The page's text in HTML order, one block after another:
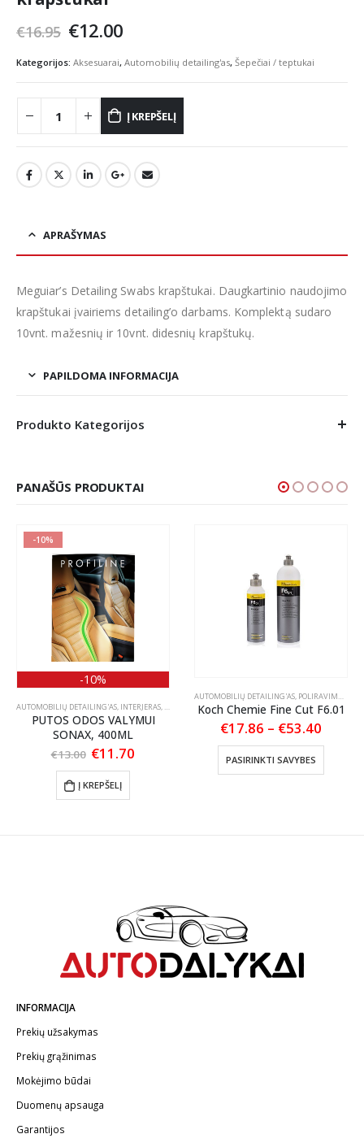
€16.95 Original
was:
€16.95.
€12.00Current
is:
€12.00.
Kategorijos: Aksesuarai, Automobilių detailing'as, Šepečiai / teptukai
Į KREPŠELĮ
APRAŠYMAS
Meguiar’s Detailing Swabs krapštukai. Daugkartinio naudojimo
krapštukai įvairiems detailing’o darbams. Komplektą sudaro
10vnt. mažesnių ir 10vnt. didesnių krapštukų.
PAPILDOMA INFORMACIJA
Produkto Kategorijos
PANAŠŪS PRODUKTAI
-10%
-10%
AUTOMOBILIŲ DETAILING'AS INTERJERAS ODOS PRIEŽIŪRA
PUTOS ODOS VALYMUI
SONAX, 400ML
€13.00 Original
was:
€13.00.
€11.70
Į KREPŠELĮ
AUTOMOBILIŲ DETAILING'AS POLIRAVIMAS
Koch Chemie Fine Cut F6.01
€17.86 – €53.40
€53.40
PASIRINKTI SAVYBES
This product has multiple variants. The options may be chosen on the product page
INFORMACIJA
Prekių užsakymas
Prekių grąžinimas
Mokėjimo būdai
Duomenų apsauga
Garantijos